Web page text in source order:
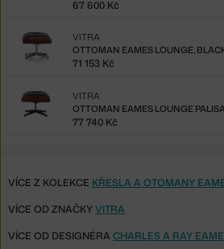
67 600 Kč
OTTOMAN EAMES LOUNGE,
VITRA
71 153 Kč
OTTOMAN EAMES LOUNGE
VITRA
77 740 Kč
VÍCE Z KOLEKCE KŘESLA A OTOMANY
VÍCE OD ZNAČKYVITRA
VÍCE OD DESIGNÉRA CHARLES A RAY